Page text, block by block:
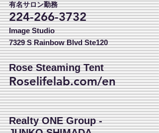
有名サロン勤務
224-266-3732
Image Studio
7329 S Rainbow Blvd Ste120
RoseSteaming Tent
Roselifelab.com/en
Realty ONE Group -